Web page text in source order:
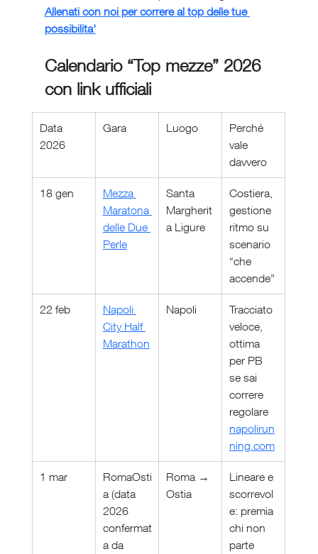
Allenati con noi per correre al top delle tue
possibilita'
Calendario “Top mezze” 2026
con link ufficiali
Data
2026
Gara Luogo
Perché
vale
davvero
18 gen
Mezza
Maratona
delle Due
Perle
Santa
Margherit
a Ligure
Costiera,
gestione
ritmo su
scenario
“che
accende”
22 feb
Napoli
City Half
Marathon
Napoli
Tracciato
veloce,
ottima
per PB
se sai
correre
regolare
napolirun
ning.com
1 mar
RomaOsti
a (data
2026
confermat
a da
Roma →
Ostia
Lineare e
scorrevol
e: premia
chi non
parte